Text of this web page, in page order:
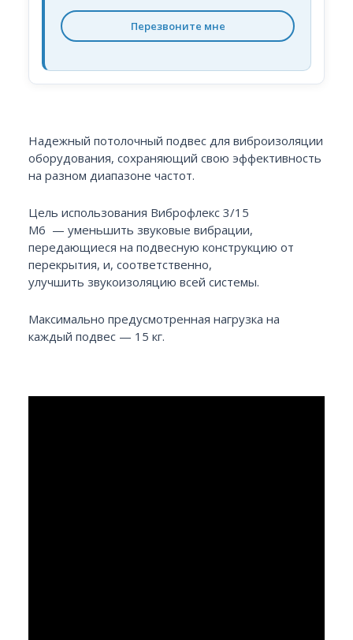
Перезвоните мне
Надежный потолочный подвес для виброизоляции
оборудования, сохраняющий свою эффективность
на разном диапазоне частот.
Цель использования Виброфлекс 3/15
М6 — уменьшить звуковые вибрации,
передающиеся на подвесную конструкцию от
перекрытия, и, соответственно,
улучшить звукоизоляцию всей системы.
Максимально предусмотренная нагрузка на
каждый подвес — 15 кг.
Спасибо за обращение!